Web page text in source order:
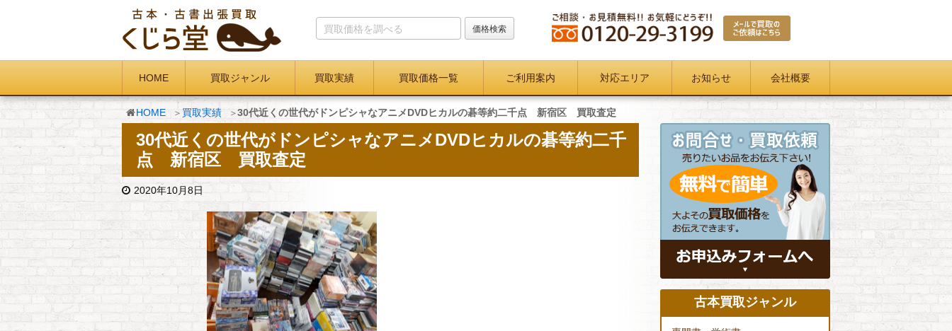
HOME 買取ジャンル 買取実績 買取価格一覧 ご利用案内 対応エリア お知らせ 会社概要
HOME 買取実績 30代近くの世代がドンピシャなアニメDVDヒカルの碁等約二千点 新宿区 買取査定
30代近くの世代がドンピシャなアニメDVDヒカルの碁等約二千
点 新宿区 買取査定
2020年10月8日
古本買取ジャンル